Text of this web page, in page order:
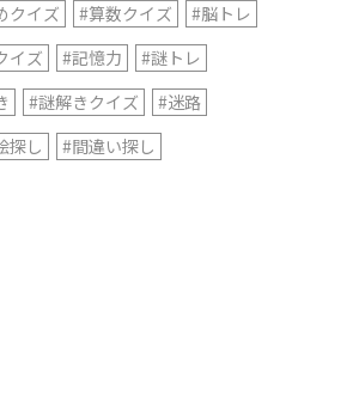
クイズ
#算数クイズ
#脳トレ
イズ
#記憶力
#謎トレ
#謎解きクイズ
#迷路
探し
#間違い探し